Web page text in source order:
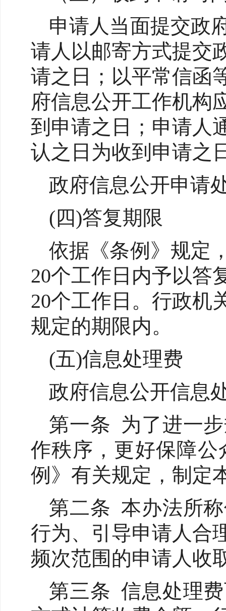
申请人当面提交政
请人以邮寄方式提交
请之日；以平常信函
府信息公开工作机构
到申请之日；申请人
认之日为收到申请之
政府信息公开申请
(四)答复期限
依据《条例》规定
20个工作日内予以答
20个工作日。行政机
规定的期限内。
(五)信息处理费
政府信息公开信息
第一条 为了进一
作秩序，更好保障
例》有关规定，制定
第二条 本办法所
行为、引导申请人合
频次范围的申请人收
第三条 信息处理